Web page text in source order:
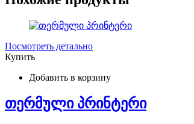
Посмотреть детально
Купить
Добавить в корзину
თერმული პრინტერი